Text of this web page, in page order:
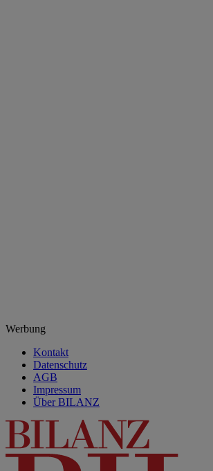
Werbung
Kontakt
Datenschutz
AGB
Impressum
Über BILANZ